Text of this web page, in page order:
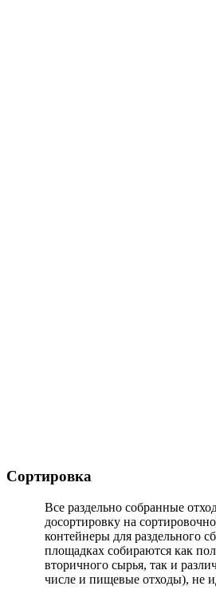
Сортировка
Все раздельно собранные
досортировку на
контейнеры для раздельного
площадках собираются как
вторичного сырья, так и
числе и пищевые отходы), не